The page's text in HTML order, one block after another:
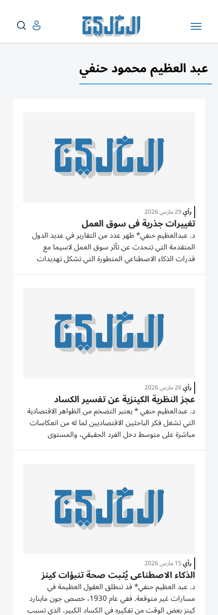
عبد العظيم محمود حنفي
رأي29 مارس 2026
تغييرات جذرية في سوق العمل
د. عبدالعظيم حنفي* ظهر عدد من التقارير في عديد الدول
المتقدمة التي تتحدث عن تأثر سوق العمل لاسيما مع
قدرات الذكاء الاصطناعي المتطورة التي تشكل تهديدات
حقيقية لسوق العمل، وهناك من التقارير التي تحدثت تطبيقاً
رأي26 مارس 2026
عجز النظرية الكينزية عن تفسير الكساد
د. عبدالعظيم حنفي * يعتبر التضخم من الظواهر الاقتصادية
التي تشغل فكر الباحثين الاقتصاديين لما له من انعكاسات
مباشرة على متوسط دخل الفرد الحقيقي، والمستوى
المعيشي للأفراد، فضلاً عن ذلك يؤثر التضخم في العديد من
رأي15 مارس 2026
الذكاء الاصطناعي يُثبت صحة تنبؤات كينز
د. عبد العظيم حنفي* قد تنطلق العقول العظيمة في
مسارات غير متوقعة. ففي عام 1930، خصص جون ماينارد
كينز بعض الوقت من تفكيره في الكساد الكبير، الذي تسبب